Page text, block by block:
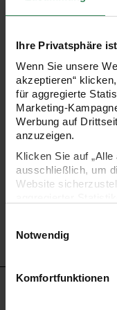
Ihre Privatsphäre
Wenn Sie unsere
akzeptieren“
für aggregierte
Marketing-
Werbung auf
anzuzeigen.
Klicken Sie auf
ausschließlich, um
Website
Ihre Einwilligung ist
Link „Cookie-
verwendeten
Daten finden Sie in
Notwendig
Komfortfunktionen
Polyester gefertigt
Note mit in die
Anhänger für die
- ideal zum
- Motiv: Rentier
- Farbe: Braun
- Größe: 9x6x0,4cm
- Inhalt: 1 Stück